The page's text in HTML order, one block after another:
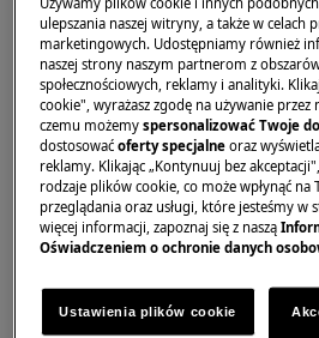
zakończenie gotowania.
Przycisk Zegarpozwala
gotowania, a
czas w minutach, co
monitorowanie
ulepszania naszej witryny, a także w celach
marketingowych. Udostępniamy również
naszej strony naszym partnerom z
społecznościowych, reklamy i analityki.
cookie", wyrażasz zgodę na używanie przez
czemu możemyspersonalizować Twoje
dostosowaćoferty specjalne oraz
reklamy. Klikając „Kontynuuj bez
rodzaje plików cookie, co może wpłynąć na
przeglądania oraz usługi, które jesteśmy w
więcej informacji, zapoznaj się z naszą
Oświadczeniem o ochronie danych
Ustawienia plików cookie